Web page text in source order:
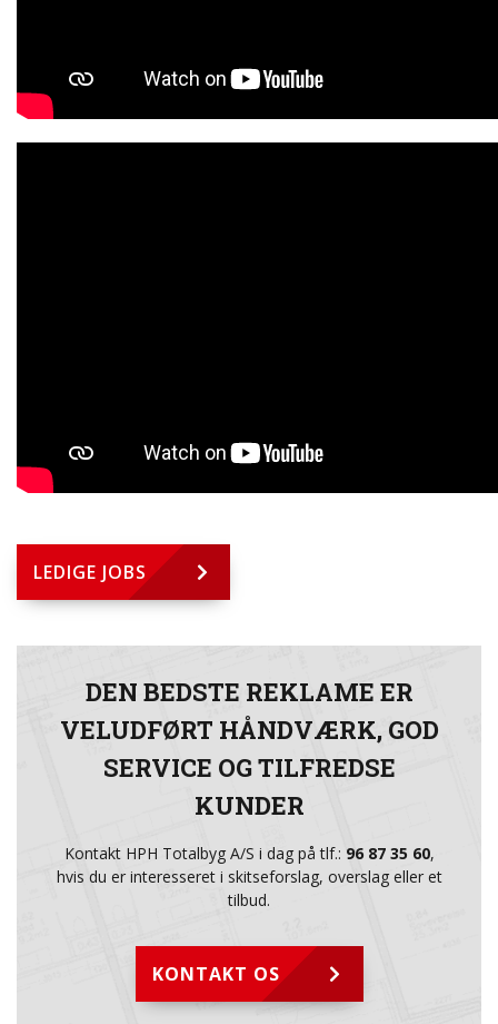
LEDIGE JOBS
DEN BEDSTE REKLAME ER
VELUDFØRT HÅNDVÆRK, GOD
SERVICE OG TILFREDSE
KUNDER
Kontakt HPH Totalbyg A/S i dag på tlf.: 96 87 35 60,
hvis du er interesseret i skitseforslag, overslag eller et
tilbud.
KONTAKT OS